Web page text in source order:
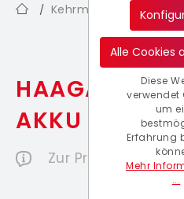
/ Kehrmaschinen /
HAAGA
AKKU
Zur
Alle Cookies
Diese
verwendet
um
Erfahrung
Mehr
...